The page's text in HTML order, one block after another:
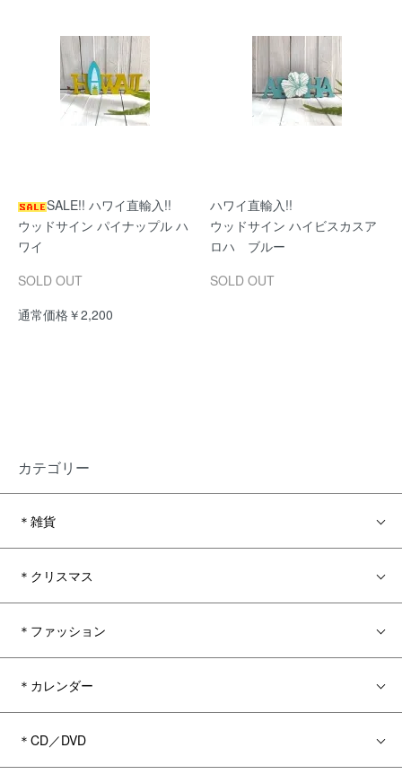
SALE!! ハワイ直輸入!!
ウッドサイン パイナップル ハ
ワイ
SOLD OUT
通常価格￥2,200
ハワイ直輸入!!
ウッドサイン ハイビスカスア
ロハ ブルー
SOLD OUT
カテゴリー
＊雑貨
＊クリスマス
＊ファッション
＊カレンダー
＊CD／DVD